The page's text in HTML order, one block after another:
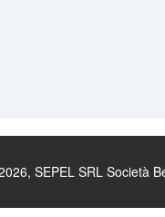
SEPEL SRL Società